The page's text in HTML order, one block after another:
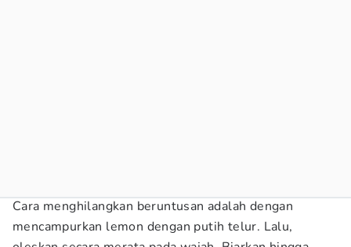
Cara menghilangkan beruntusan adalah dengan
mencampurkan lemon dengan putih telur. Lalu,